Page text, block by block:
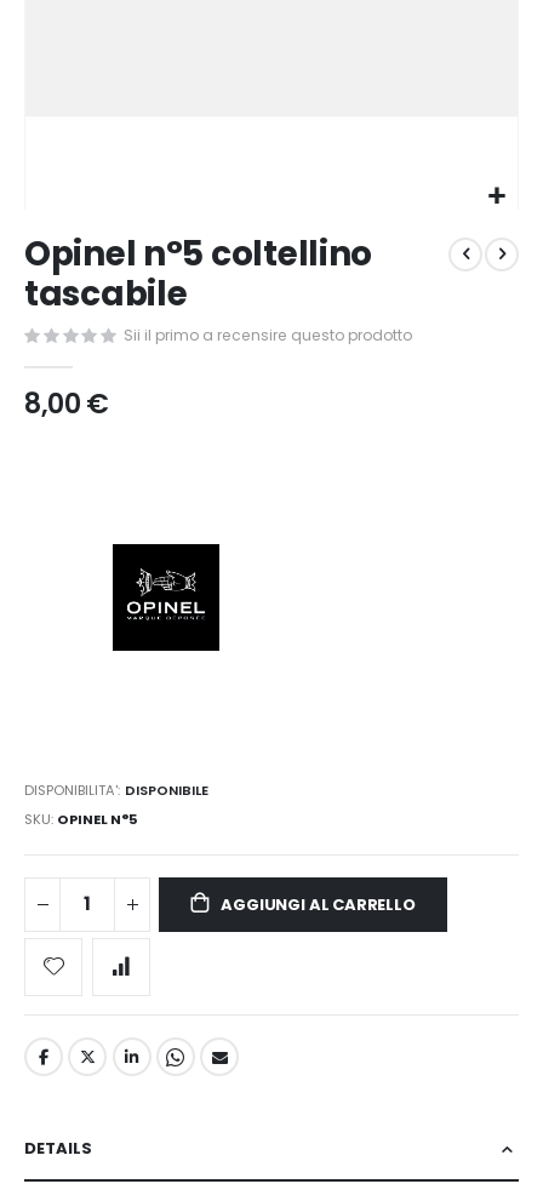
all'inizio
della
galleria
di
immagini
Opinel n°5 coltellino
tascabile
Sii il primo a recensire questo prodotto
8,00 €
DISPONIBILITA': DISPONIBILE
SKU OPINEL N°5
AGGIUNGI AL CARRELLO
DETAILS